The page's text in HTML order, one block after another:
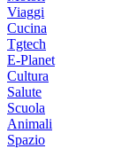
Viaggi
Cucina
Tgtech
E-Planet
Cultura
Salute
Scuola
Animali
Spazio